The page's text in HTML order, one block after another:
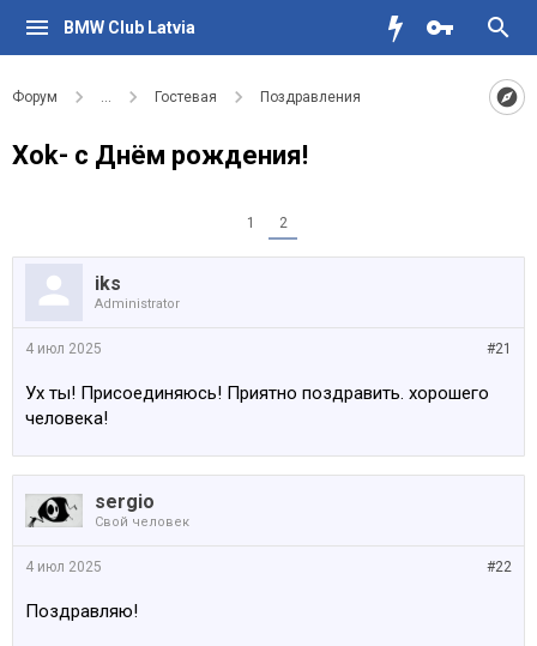
BMW Club Latvia
Форум ... Гостевая Поздравления
Xok- с Днём рождения!
1 2
iks
Administrator
#21
4 июл 2025
Ух ты! Присоединяюсь! Приятно поздравить. хорошего
человека!
sergio
Свой человек
#22
4 июл 2025
Поздравляю!